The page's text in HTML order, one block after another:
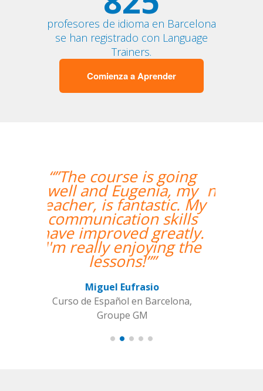
profesores de idioma en Barcelona
se han registrado con Language
Trainers.
Comienza a Aprender
“”Hemos realizado
nuestra primera clase y
estamos muy
contentos. Nuestra
profesora es una
mujer encantadora,
que nos ha dado una
entretenida.””
Alba Fuertes Simón